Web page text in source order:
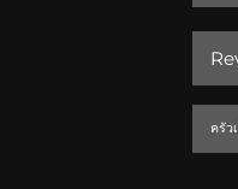
ครัว